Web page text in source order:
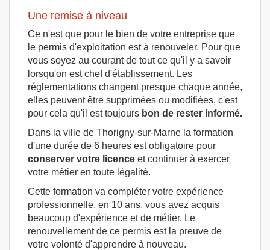
Une remise à niveau
Ce n'est que pour le bien de votre entreprise que
le permis d'exploitation est à renouveler. Pour que
vous soyez au courant de tout ce qu'il y a savoir
lorsqu'on est chef d'établissement. Les
réglementations changent presque chaque année,
elles peuvent être supprimées ou modifiées, c'est
pour cela qu'il est toujours bon de rester informé.
Dans la ville de Thorigny-sur-Marne la formation
d'une durée de 6 heures est obligatoire pour
conserver votre licence et continuer à exercer
votre métier en toute légalité.
Cette formation va compléter votre expérience
professionnelle, en 10 ans, vous avez acquis
beaucoup d'expérience et de métier. Le
renouvellement de ce permis est la preuve de
votre volonté d'apprendre à nouveau.